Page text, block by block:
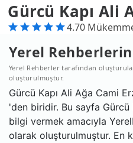
Gürcü Kapı Ali
4.70
Yerel
Yerel Rehberler tarafından
oluşturulmuştur.
Gürcü Kapı Ali Ağa Cami
'den biridir. Bu sayfa Gürcü
bilgi vermek amacıyla
olarak oluşturulmuştur. En